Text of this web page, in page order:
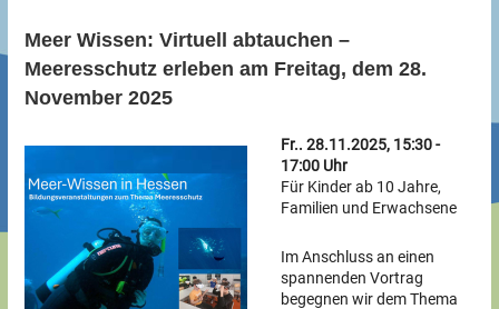
Meer Wissen: Virtuell abtauchen –
Meeresschutz erleben am Freitag, dem 28.
November 2025
Fr.. 28.11.2025, 15:30 -
17:00 Uhr
Für Kinder ab 10 Jahre,
Familien und Erwachsene
Im Anschluss an einen
spannenden Vortrag
begegnen wir dem Thema